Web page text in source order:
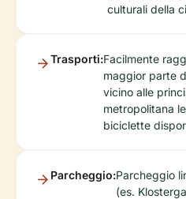
culturali della
Trasporti:Facilmente
maggior parte
vicino alle
metropolitana
biciclette
Parcheggio:Parcheggio
(es.